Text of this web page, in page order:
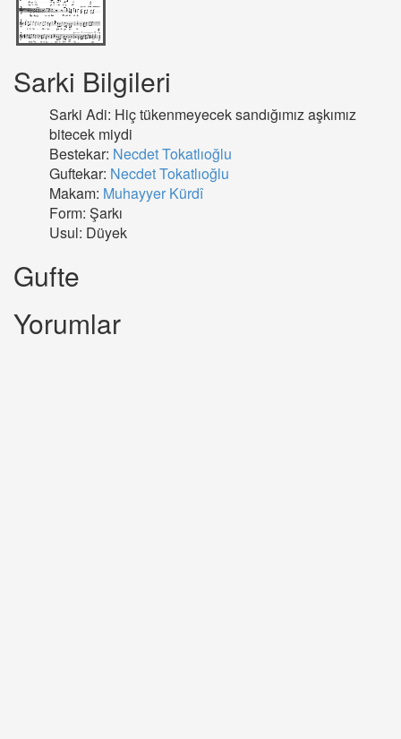
Sarki Bilgileri
Sarki Adi: Hiç tükenmeyecek sandığımız aşkımız
bitecek miydi
Bestekar: Necdet Tokatlıoğlu
Guftekar: Necdet Tokatlıoğlu
Makam: Muhayyer Kürdî
Form: Şarkı
Usul: Düyek
Gufte
Yorumlar